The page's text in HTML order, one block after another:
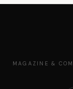
MAGAZINE &